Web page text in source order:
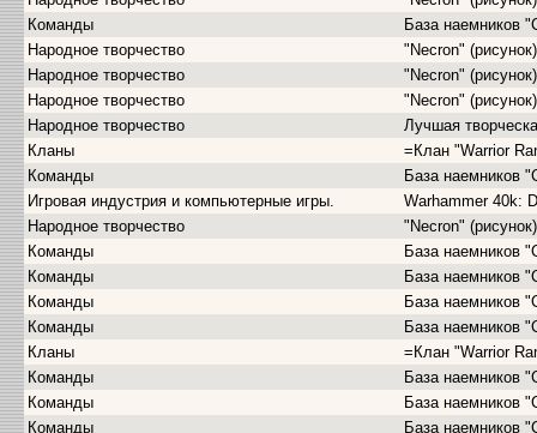
Команды
База наемников
Народное творчество
"Necron" (рисунок)
Народное творчество
"Necron" (рисунок)
Народное творчество
"Necron" (рисунок)
Народное творчество
Лучшая
Кланы
=Клан "Warrior
Команды
База наемников
Игровая индустрия и компьютерные игры.
Warhammer 40k:
Народное творчество
"Necron" (рисунок)
Команды
База наемников
Команды
База наемников
Команды
База наемников
Команды
База наемников
Кланы
=Клан "Warrior
Команды
База наемников
Команды
База наемников
Команды
База наемников